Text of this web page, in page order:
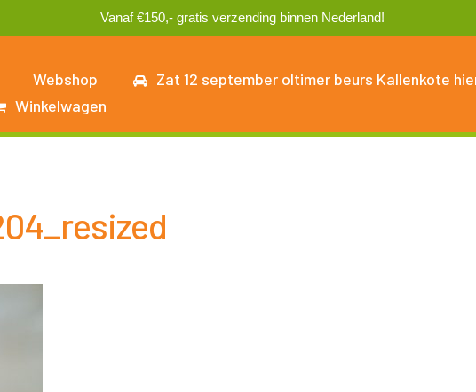
Vanaf €150,- gratis verzending binnen Nederland!
Webshop Zat 12 september oltimer beurs Kallenkote
Winkelwagen